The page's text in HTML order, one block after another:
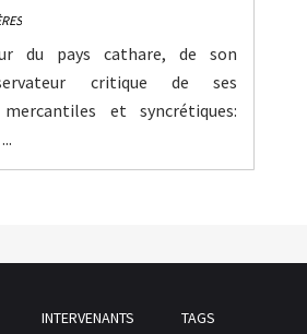
du pays cathare, de son
critique de ses
et syncrétiques:
INTERVENANTS
TAGS